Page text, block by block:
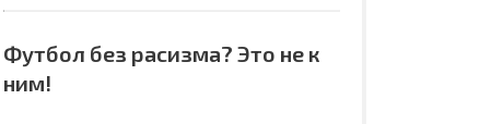
Футбол без расизма? Это не к
ним!